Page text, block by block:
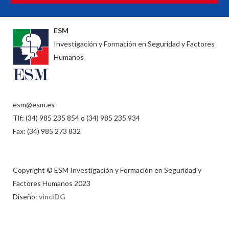
ESM
Investigación y Formación en Seguridad y Factores
Humanos
esm@esm.es
Tlf: (34) 985 235 854 o (34) 985 235 934
Fax: (34) 985 273 832
Copyright © ESM Investigación y Formación en Seguridad y
Factores Humanos 2023
Diseño: vinciDG